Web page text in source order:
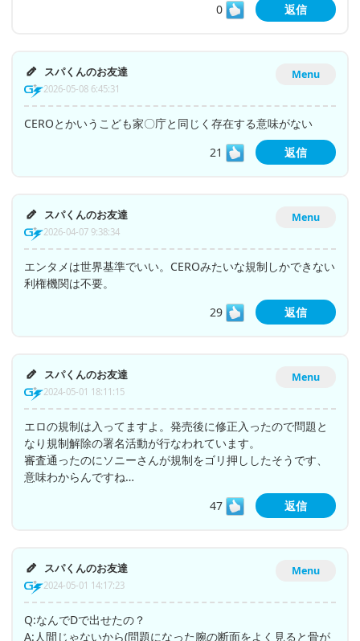
0
返信
Menu
スパくんのお友達
2026-05-08 6:45:31
CEROとかいうこども家〇庁と同じく存在する意味がない
21
返信
Menu
スパくんのお友達
2026-04-07 9:38:34
エンタメは世界基準でいい。CEROみたいな規制しかできない
利権機関は不要。
29
返信
Menu
スパくんのお友達
2024-05-01 18:11:15
エロの規制は入ってますよ。発売後に修正入ったので問題と
なり規制解除の署名活動が行なわれています。
審査通ったのにソニーさんが規制をゴリ押ししたそうです、
意味わからんですね…
47
返信
Menu
スパくんのお友達
2024-05-01 14:17:23
Q:なんでDで出せたの？
A:人間じゃないから(問題になった腕の断面をよく見ると骨が